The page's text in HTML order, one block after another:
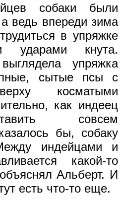
собаки были
ведь впереди зима
в упряжке
ударами кнута.
упряжка
сытые псы с
косматыми
как индеец
совсем
бы, собаку
индейцами и
какой-то
Альберт. И
есть что-то еще.